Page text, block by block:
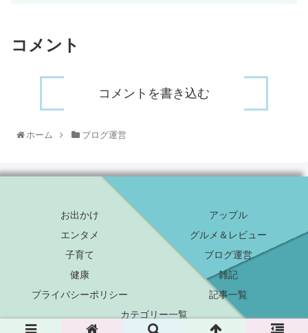
コメント
コメントを書き込む
ホーム ブログ運営
お出かけ
アップル
エンタメ
グルメ＆レビュー
子育て
ブログ運営
健康
雑記
プライバシーポリシー
記事一覧
カテゴリー一覧